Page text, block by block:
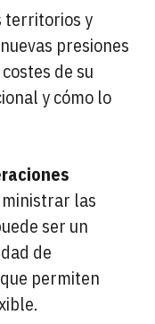
territorios y
presiones
de su
y cómo lo
las
ser un
de
permiten